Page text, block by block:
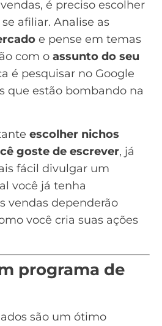
é preciso escolher
afiliar. Analise as
e pense em temas
com o assunto do seu
é pesquisar no Google
que estão bombando na
escolher nichos
goste de escrever, já
fácil divulgar um
você já tenha
vendas dependerão
você cria suas ações
programa de
são um ótimo